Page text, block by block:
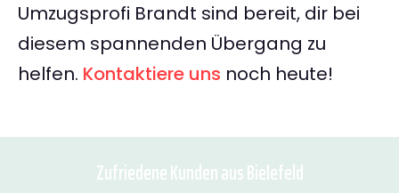
Umzugsprofi Brandt sind bereit, dir bei
diesem spannenden Übergang zu
helfen. Kontaktiere uns noch heute!
Zufriedene Kunden aus Bielefeld